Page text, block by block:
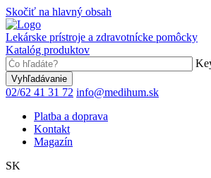
Skočiť na hlavný obsah
Lekárske prístroje a zdravotnícke pomôcky
Katalóg produktov
02/62 41 31 72 info@medihum.sk
Platba a doprava
Kontakt
Magazín
SK